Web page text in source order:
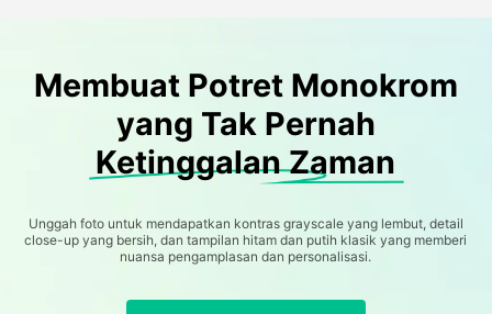
Membuat Potret Monokrom
yang Tak Pernah
Ketinggalan Zaman
Unggah foto untuk mendapatkan kontras grayscale yang lembut, detail
close-up yang bersih, dan tampilan hitam dan putih klasik yang memberi
nuansa pengamplasan dan personalisasi.